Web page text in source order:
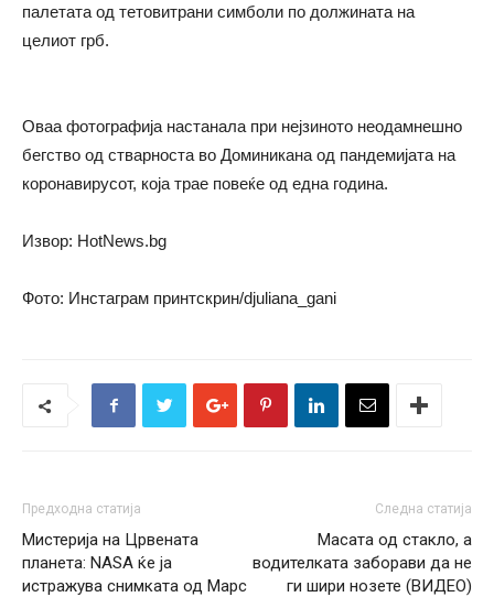
палетата од тетовитрани симболи по должината на
целиот грб.
Оваа фотографија настанала при нејзиното неодамнешно
бегство од стварноста во Доминикана од пандемијата на
коронавирусот, која трае повеќе од една година.
Извор: HotNews.bg
Фото: Инстаграм принтскрин/djuliana_gani
Предходна статија
Мистерија на Црвената
планета: NASA ќе ја
истражува снимката од Марс
Следна статија
Масата од стакло, а
водителката заборави да не
ги шири нозете (ВИДЕО)